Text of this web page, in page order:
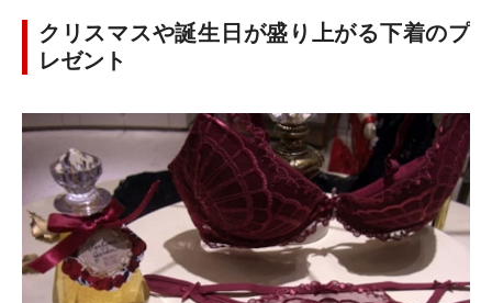
クリスマスや誕生日が盛り上がる下着のプ
レゼント